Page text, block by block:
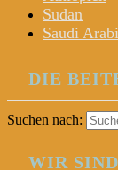
Sudan
Saudi
DIE
Suchen nach:
WIR